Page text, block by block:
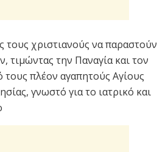
τους χριστιανούς να παραστούν
τιμώντας την Παναγία και τον
τους πλέον αγαπητούς Αγίους
γνωστό για το ιατρικό και